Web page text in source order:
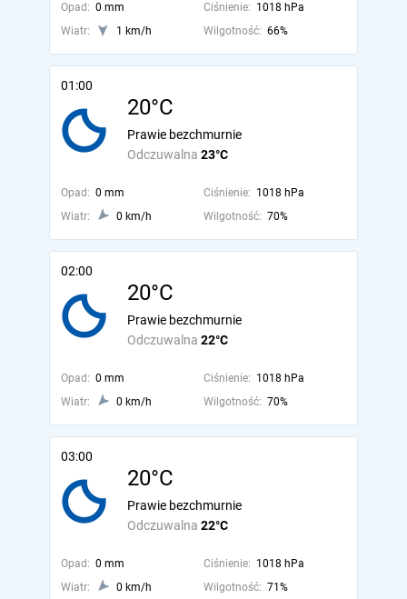
Opad: 0 mm Ciśnienie: 1018 hPa
Wiatr:
1 km/h Wilgotność: 66%
01:00
20°C
Odczuwalna 23°C
Prawie bezchmurnie
Opad: 0 mm Ciśnienie: 1018 hPa
Wiatr:
0 km/h Wilgotność: 70%
02:00
20°C
Odczuwalna 22°C
Prawie bezchmurnie
Opad: 0 mm Ciśnienie: 1018 hPa
Wiatr:
0 km/h Wilgotność: 70%
03:00
20°C
Odczuwalna 22°C
Prawie bezchmurnie
Opad: 0 mm Ciśnienie: 1018 hPa
Wiatr:
0 km/h Wilgotność: 71%